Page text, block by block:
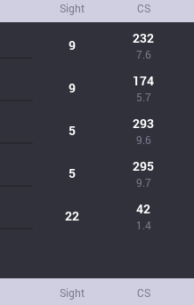
Sight CS
9 232
7.6
9 174
5.7
5 293
9.6
5 295
9.7
22 42
1.4
Sight CS